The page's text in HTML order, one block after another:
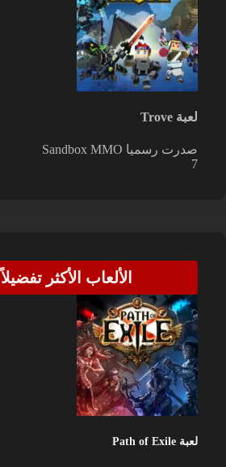
لعبة Trove
صدرت رسميا Sandbox MMO
7
الألعاب الأكثر تفضيلاً
لعبة Path of Exile